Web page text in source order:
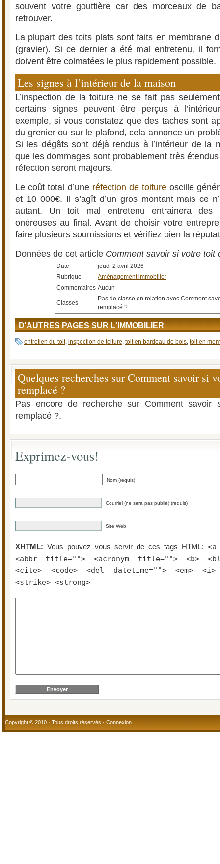
souvent votre gouttière car des morceaux de
retrouver.
La plupart des toits plats sont faits en membrane
(gravier). Si ce dernier a été mal entretenu, il
doivent être colmatées le plus rapidement possible.
Les signes à l’intérieur de la maison
L’inspection de la toiture ne se fait pas
certains signes peuvent être perçus à
exemple, si vous constatez que des taches sont
du grenier ou sur le plafond, cela annonce un
Si les dégâts sont déjà rendus à l’intérieur de la
que les dommages sont probablement très
réfection seront majeurs.
Le coût total d’une réfection de toiture oscille
et 10 000€. Il s’agît d’un gros montant mais ce
autant. Un toit mal entretenu entrainera des
onéreuses au final. Avant de choisir votre
faire plusieurs soumissions et vérifiez bien la
Données de cet article Comment savoir si votre toit
Date
jeudi 2 avril 2026
Rubrique
Aménagement immobilier
Commentaires Aucun
Classes
Pas de classe en relation avec Comment
remplacé ?.
D'AUTRES PAGES SUR L'IMMOBILIER
entretien du toit, inspection de toiture, toit en bardeau de bois, toit en
Quelques recherches sur Comment savoir si
remplacé ?
Pas encore de recherche sur Comment
remplacé ?.
Exprimez-vous!
Nom (requis)
Courriel (ne sera pas publié) (requis)
Site Web
XHTML: Vous pouvez vous servir de ces tags HTML:
<abbr title=""> <acronym title=""> <b>
<cite> <code> <del datetime=""> <em>
<strike> <strong>
Copyright © 2010 · Tous droits réservés · Connexion